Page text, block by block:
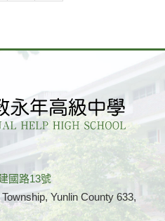
國路13號
Yunlin County 633,